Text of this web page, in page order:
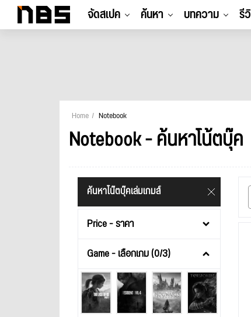
จัดสเปค ค้นหา บทความ รี
Home Notebook
Notebook - ค้นหาโน้ตบุ๊ค
ค้นหาโน๊ตบุ๊คเล่มเกมส์
Price - ราคา
Game - เลือกเกม (0/3)